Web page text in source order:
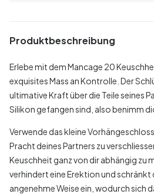
Produktbeschreibung
Erlebe mit dem Mancage 20
exquisites Mass an Kontrolle. Der
ultimative Kraft über die Teile seines
Silikon gefangen sind, also benimm
Verwende das kleine
Pracht deines Partners zu
Keuschheit ganz von dir abhängig zu
verhindert eine Erektion und schränkt
angenehme Weise ein, wodurch sich